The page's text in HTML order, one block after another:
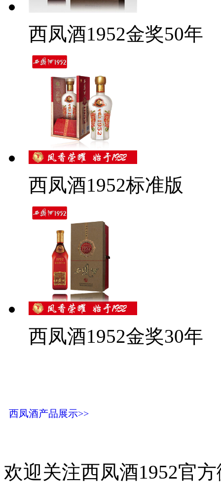
西凤酒1952金奖50年
西凤酒1952标准版
西凤酒1952金奖30年
西凤酒产品展示>>
欢迎关注西凤酒1952官